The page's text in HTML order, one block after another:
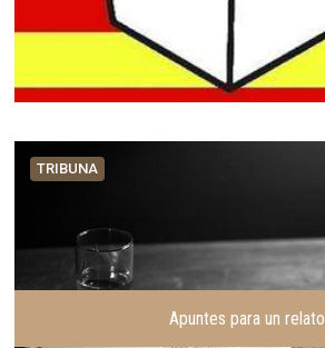
TRIBUNA
Apuntes para un relato